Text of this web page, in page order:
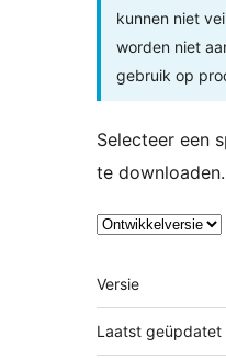
kunnen niet
worden niet
gebruik op
Selecteer een
te downloaden.
Meta
Versie
Laatst geüpdatet